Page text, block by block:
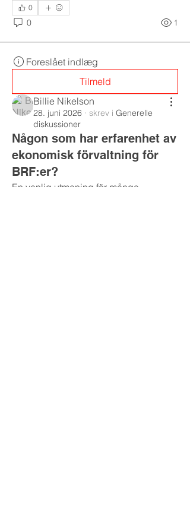
0
0 1
Foreslået indlæg
Tilmeld
Billie Nikelson
28. juni 2026 · skrev i Generelle
diskussioner
Någon som har erfarenhet av
ekonomisk förvaltning för
BRF:er?
En vanlig utmaning för många